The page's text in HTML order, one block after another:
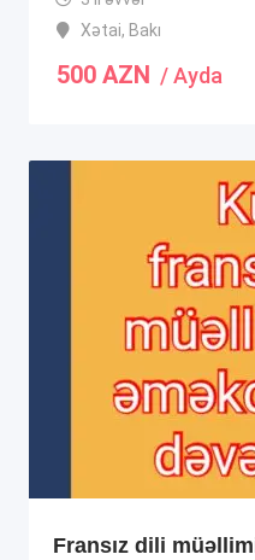
Xətai, Bakı
500 AZN / Ayda
Fransız dili